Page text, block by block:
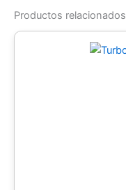
Productos relacionados